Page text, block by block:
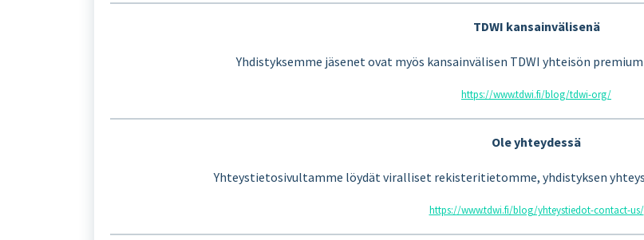
TDWI kansainvälisenä
Yhdistyksemme jäsenet ovat myös kansainvälisen TDWI yhteisön
https://www.tdwi.fi/blog/tdwi-org/
Ole yhteydessä
Yhteystietosivultamme löydät viralliset rekisteritietomme, yhdistyksen
https://www.tdwi.fi/blog/yhteystiedot-contact-us/